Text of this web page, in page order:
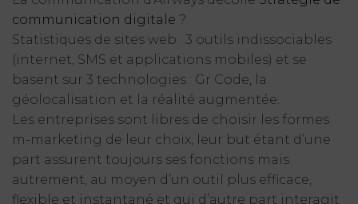
communication digitale ?
Statistiques de sites web : 3 outils indissociables
(internet, SMS et applications mobiles) et se
basent sur 3 technologies : Gr Code, la
géolocalisation et la réalité augmentée.
Les entreprises sont libres de choisir les formes
m-marketing de leur choix, leur but étant d’une
part assurent toujours ses fonctions mais
autrement, au moyen d’un outil plus efficace,
flexible et instantané et qui d’autre part interagit